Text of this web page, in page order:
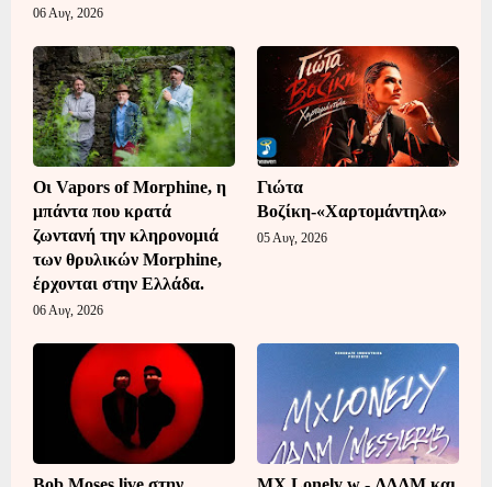
06 Αυγ, 2026
Οι Vapors of Morphine, η
μπάντα που κρατά
ζωντανή την κληρονομιά
των θρυλικών Morphine,
έρχονται στην Ελλάδα.
06 Αυγ, 2026
Γιώτα
Βοζίκη-«Χαρτομάντηλα»
05 Αυγ, 2026